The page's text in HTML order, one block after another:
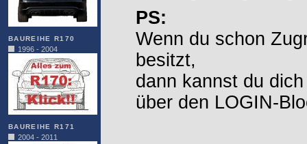
BAUREIHE R170
1996 - 2004
BAUREIHE R171
2004 - 2011
PS:
Wenn du schon
besitzt,
dann kannst du
über den LOGIN-